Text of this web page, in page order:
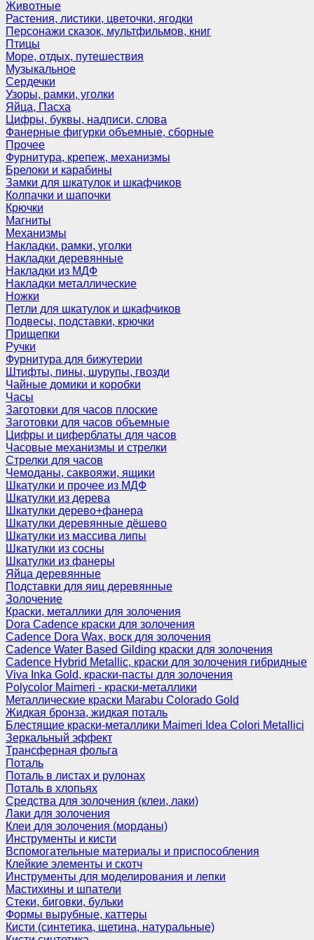
Животные
Растения, листики, цветочки, ягодки
Персонажи сказок, мультфильмов, книг
Птицы
Море, отдых, путешествия
Музыкальное
Сердечки
Узоры, рамки, уголки
Яйца, Пасха
Цифры, буквы, надписи, слова
Фанерные фигурки объемные, сборные
Прочее
Фурнитура, крепеж, механизмы
Брелоки и карабины
Замки для шкатулок и шкафчиков
Колпачки и шапочки
Крючки
Магниты
Механизмы
Накладки, рамки, уголки
Накладки деревянные
Накладки из МДФ
Накладки металлические
Ножки
Петли для шкатулок и шкафчиков
Подвесы, подставки, крючки
Прищепки
Ручки
Фурнитура для бижутерии
Штифты, пины, шурупы, гвозди
Чайные домики и коробки
Часы
Заготовки для часов плоские
Заготовки для часов объемные
Цифры и циферблаты для часов
Часовые механизмы и стрелки
Стрелки для часов
Чемоданы, саквояжи, ящики
Шкатулки и прочее из МДФ
Шкатулки из дерева
Шкатулки дерево+фанера
Шкатулки деревянные дёшево
Шкатулки из массива липы
Шкатулки из сосны
Шкатулки из фанеры
Яйца деревянные
Подставки для яиц деревянные
Золочение
Краски, металлики для золочения
Dora Cadence краски для золочения
Cadence Dora Wax, воск для золочения
Cadence Water Based Gilding краски для золочения
Cadence Hybrid Metallic, краски для золочения гибридные
Viva Inka Gold, краски-пасты для золочения
Polycolor Maimeri - краски-металлики
Металлические краски Marabu Colorado Gold
Жидкая бронза, жидкая поталь
Блестящие краски-металлики Maimeri Idea Colori Metallici
Зеркальный эффект
Трансферная фольга
Поталь
Поталь в листах и рулонах
Поталь в хлопьях
Средства для золочения (клеи, лаки)
Лаки для золочения
Клеи для золочения (морданы)
Инструменты и кисти
Вспомогательные материалы и приспособления
Клейкие элементы и скотч
Инструменты для моделирования и лепки
Мастихины и шпатели
Стеки, биговки, бульки
Формы вырубные, каттеры
Кисти (синтетика, щетина, натуральные)